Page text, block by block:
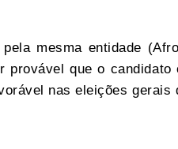
mesma entidade
provável que o candidato
nas eleições gerais